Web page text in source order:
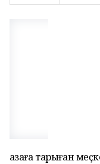
Ҡазаға тарыған